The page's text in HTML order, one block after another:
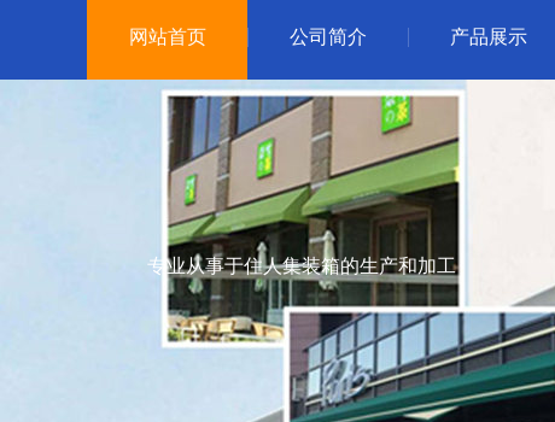
网站首页 公司简介 产品展示
专业从事于住人集装箱的生产和加工